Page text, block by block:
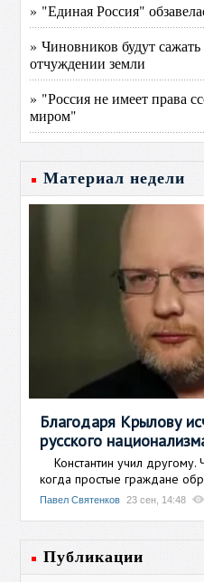
» "Единая Россия"
» Чиновников будут
отчуждении земли
» "Россия не имеет права
миром"
Материал недели
Благодаря Крылову
русского
Константин учил другому.
когда простые граждане
Павел Святенков 23 сен, 14:48
Публикации